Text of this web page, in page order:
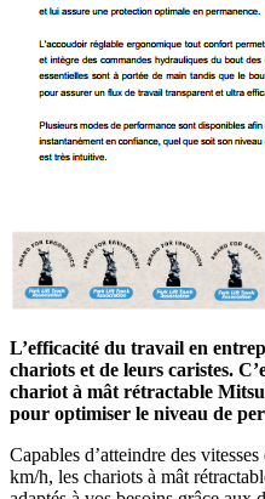
L’efficacité du travail en
chariots et de leurs caristes.
chariot à mât rétractable
pour optimiser le niveau de
Capables d’atteindre des
km/h, les chariots à mât